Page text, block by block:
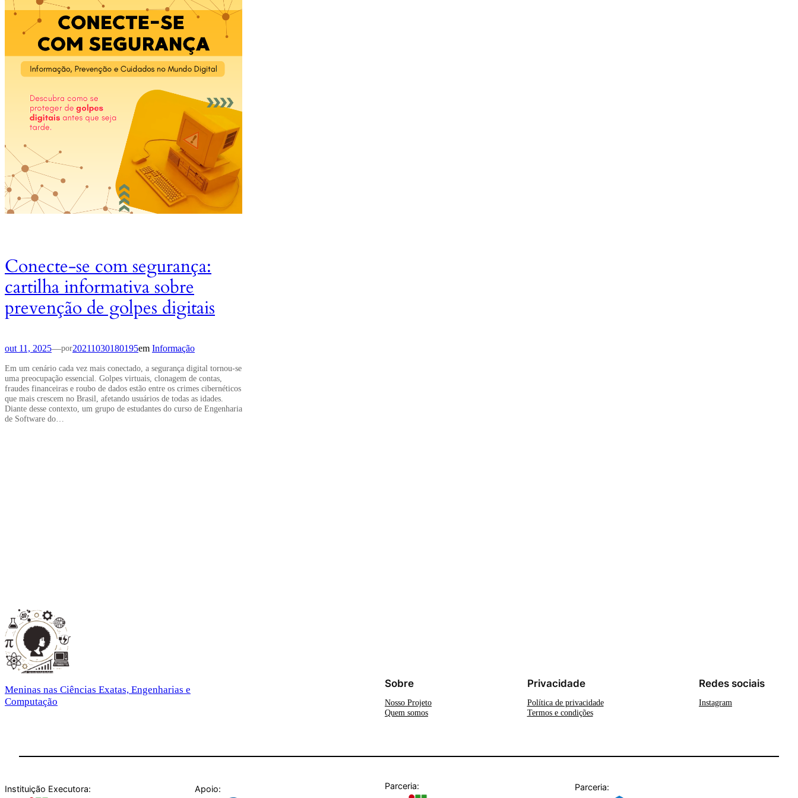
Conecte-se com segurança:
cartilha informativa sobre
prevenção de golpes digitais
out 11, 2025—por20211030180195em Informação
Em um cenário cada vez mais conectado, a segurança digital tornou-se
uma preocupação essencial. Golpes virtuais, clonagem de contas,
fraudes financeiras e roubo de dados estão entre os crimes cibernéticos
que mais crescem no Brasil, afetando usuários de todas as idades.
Diante desse contexto, um grupo de estudantes do curso de Engenharia
de Software do…
Meninas nas Ciências Exatas, Engenharias e
Computação
Sobre
Nosso Projeto
Quem somos
Privacidade
Política de privacidade
Termos e condições
Redes sociais
Instagram
Instituição Executora: Apoio: Parceria: Parceria: